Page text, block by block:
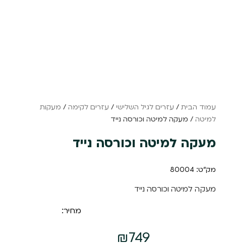
עמוד הבית / עזרים לגיל השלישי / עזרים לקימה / מעקות
למיטה / מעקה למיטה וכורסה נייד
מעקה למיטה וכורסה נייד
מק"ט: 80004
מעקה למיטה וכורסה נייד
מחיר:
₪749